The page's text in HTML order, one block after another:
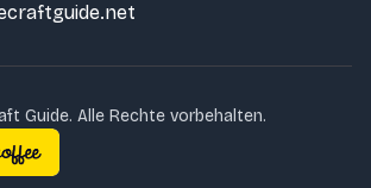
Guide. Alle Rechte vorbehalten.